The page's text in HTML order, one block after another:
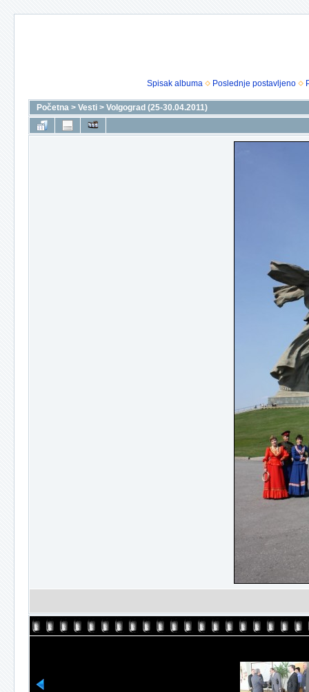
Spisak albuma Poslednje postavljeno
Početna > Vesti > Volgograd (25-30.04.2011)